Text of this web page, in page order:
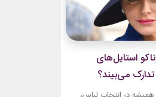
استایل‌های
می‌بیند؟